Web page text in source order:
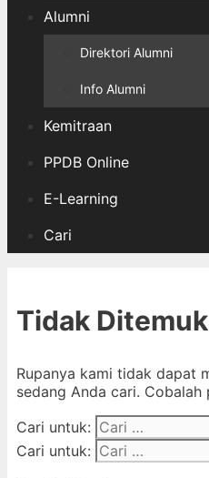
Alumni
Direktori Alumni
Info Alumni
Kemitraan
PPDB Online
E-Learning
Cari
Tidak
Rupanya kami tidak dapat
sedang Anda cari. Cobalah
Cari untuk:
Cari untuk: